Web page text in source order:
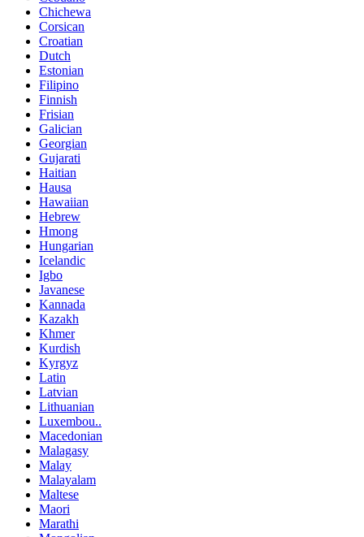
Chichewa
Corsican
Croatian
Dutch
Estonian
Filipino
Finnish
Frisian
Galician
Georgian
Gujarati
Haitian
Hausa
Hawaiian
Hebrew
Hmong
Hungarian
Icelandic
Igbo
Javanese
Kannada
Kazakh
Khmer
Kurdish
Kyrgyz
Latin
Latvian
Lithuanian
Luxembou..
Macedonian
Malagasy
Malay
Malayalam
Maltese
Maori
Marathi